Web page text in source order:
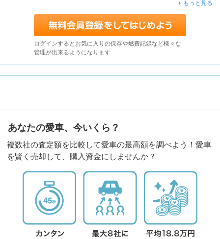
もっと見る
ログインするとお気に入りの保存や燃費記録など様々な
管理が出来るようになります
あなたの愛車、今いくら？
複数社の査定額を比較して愛車の最高額を調べよう！愛車
を賢く売却して、購入資金にしませんか？